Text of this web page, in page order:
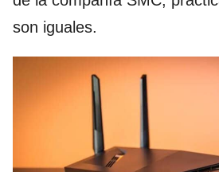
son iguales.